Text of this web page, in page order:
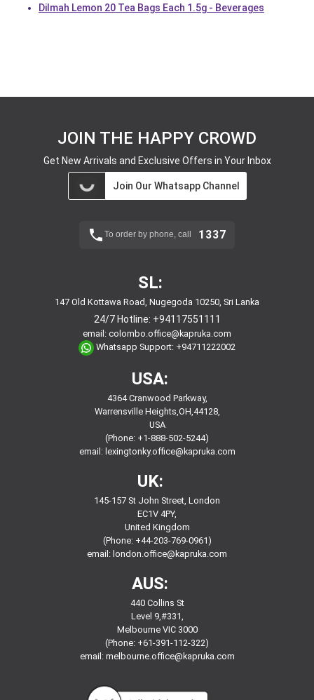
Dilmah Lemon 20 Tea Bags Each 1.5g - Beverages
JOIN THE HAPPY CROWD
Get New Arrivals and Exclusive Offers in Your Inbox
Join Our Whatsapp Channel
To order by phone, call 1337
SL:
147 Old Kottawa Road, Nugegoda 10250, Sri Lanka
24/7 Hotline: +94117551111
email: colombo.office@kapruka.com
Whatsapp Support: +94711222002
USA:
4364 Cranwood Parkway,
Warrensville Heights,OH,44128,
USA
(Phone: +1-888-502-5244)
email: lexingtonky.office@kapruka.com
UK:
145-157 St John Street, London
EC1V 4PY,
United Kingdom
(Phone: +44-203-769-0961)
email: london.office@kapruka.com
AUS:
440 Collins St
Level 9,#331,
Melbourne VIC 3000
(Phone: +61-391-112-322)
email: melbourne.office@kapruka.com